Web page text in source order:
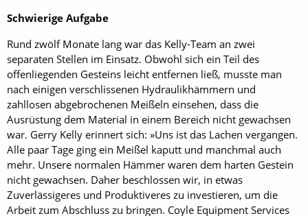
Schwierige Aufgabe
Rund zwölf Monate lang war das Kelly-Team an zwei
separaten Stellen im Einsatz. Obwohl sich ein Teil des
offenliegenden Gesteins leicht entfernen ließ, musste man
nach einigen verschlissenen Hydraulikhämmern und
zahllosen abgebrochenen Meißeln einsehen, dass die
Ausrüstung dem Material in einem Bereich nicht gewachsen
war. Gerry Kelly erinnert sich: »Uns ist das Lachen vergangen.
Alle paar Tage ging ein Meißel kaputt und manchmal auch
mehr. Unsere normalen Hämmer waren dem harten Gestein
nicht gewachsen. Daher beschlossen wir, in etwas
Zuverlässigeres und Produktiveres zu investieren, um die
Arbeit zum Abschluss zu bringen. Coyle Equipment Services